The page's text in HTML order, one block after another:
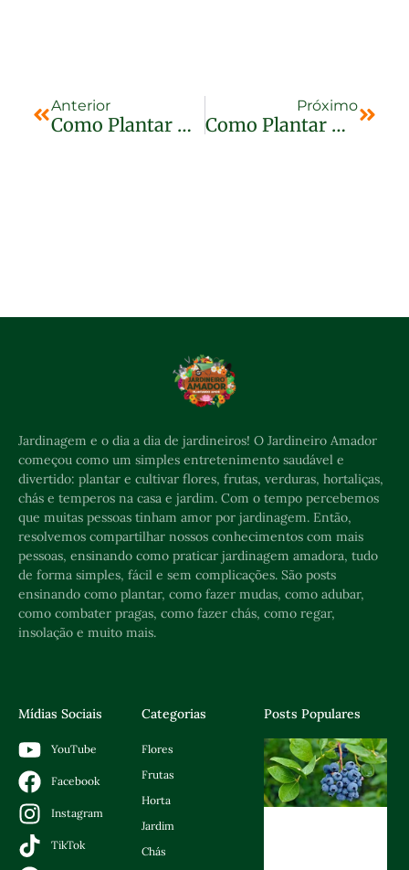
Anterior
Como Plantar Mirtilo Em Vasos
Próximo
Como Plantar Goiaba Em Vaso
Jardinagem e o dia a dia de jardineiros! O Jardineiro Amador
começou como um simples entretenimento saudável e
divertido: plantar e cultivar flores, frutas, verduras, hortaliças,
chás e temperos na casa e jardim. Com o tempo percebemos
que muitas pessoas tinham amor por jardinagem. Então,
resolvemos compartilhar nossos conhecimentos com mais
pessoas, ensinando como praticar jardinagem amadora, tudo
de forma simples, fácil e sem complicações. São posts
ensinando como plantar, como fazer mudas, como adubar,
como combater pragas, como fazer chás, como regar,
insolação e muito mais.
Mídias Sociais
YouTube
Facebook
Instagram
TikTok
Categorias
Flores
Frutas
Horta
Jardim
Chás
Posts Populares